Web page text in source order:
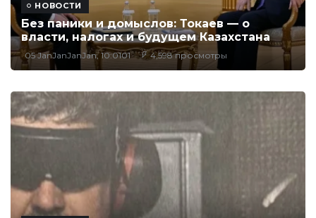
НОВОСТИ
Без паники и домыслов: Токаев — о
власти, налогах и будущем Казахстана
05 JanJanJanJan, 10:0101 4,598 просмотры